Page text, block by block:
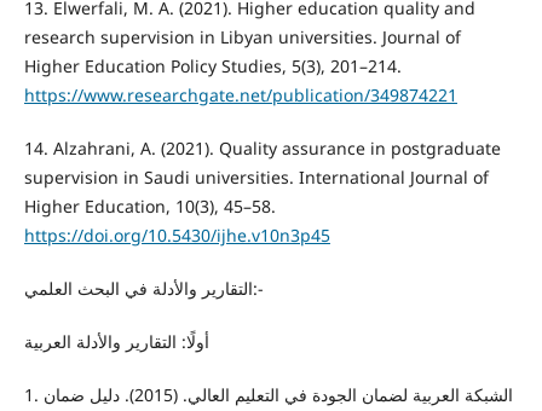
13. Elwerfali, M. A. (2021). Higher education quality and
research supervision in Libyan universities. Journal of
Higher Education Policy Studies, 5(3), 201–214.
https://www.researchgate.net/publication/349874221
14. Alzahrani, A. (2021). Quality assurance in postgraduate
supervision in Saudi universities. International Journal of
Higher Education, 10(3), 45–58.
https://doi.org/10.5430/ijhe.v10n3p45
التقارير والأدلة في البحث العلمي:-
أولًا: التقارير والأدلة العربية
1. الشبكة العربية لضمان الجودة في التعليم العالي. (2015). دليل ضمان